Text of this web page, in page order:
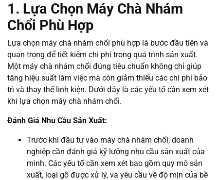
1. Lựa Chọn Máy Chà Nhám
Chổi Phù Hợp
Lựa chọn máy chà nhám chổi phù hợp là bước đầu tiên và
quan trọng để tiết kiệm chi phí trong quá trình sản xuất.
Một máy chà nhám chổi đúng tiêu chuẩn không chỉ giúp
tăng hiệu suất làm việc mà còn giảm thiểu các chi phí bảo
trì và thay thế linh kiện. Dưới đây là các yếu tố cần xem xét
khi lựa chọn máy chà nhám chổi.
Đánh Giá Nhu Cầu Sản Xuất:
Trước khi đầu tư vào máy chà nhám chổi, doanh
nghiệp cần đánh giá kỹ lưỡng nhu cầu sản xuất của
mình. Các yếu tố cần xem xét bao gồm quy mô sản
xuất, loại gỗ được xử lý, và yêu cầu về độ mịn của bề